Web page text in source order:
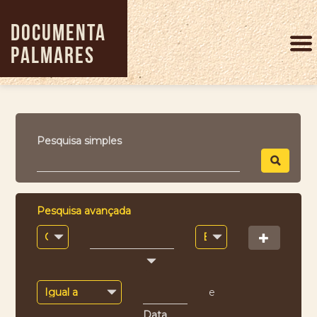
para
conteúdo
principal
DOCUMENTA
PALMARES
Pesquisa simples
Pesquisa avançada
e